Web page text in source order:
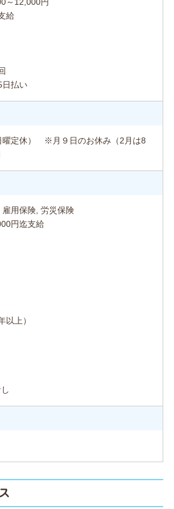
12,000円
給
払い
曜定休） ※月９日のお休み（2月は8
用保険, 労災保険
円迄支給
以上）